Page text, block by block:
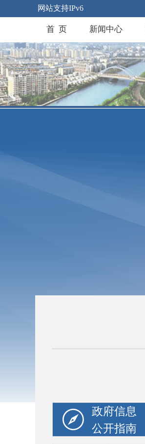
网站支持IPv6
首 页 新闻中心
政府信息
公开指南